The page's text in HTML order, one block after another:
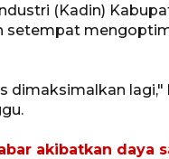
(Kadin)
setempat
dimaksimalkan
akibatkan daya